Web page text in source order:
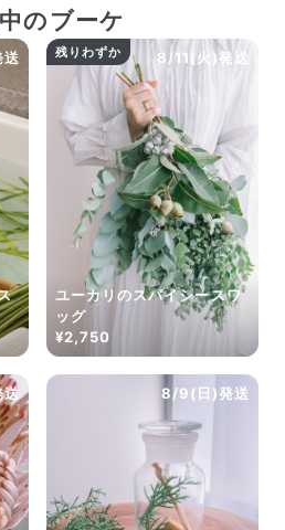
のブーケ
8/11(火)発送
残りわずか
ユーカリのスパイシースワ
ッグ
¥2,750
8/9(日)発送